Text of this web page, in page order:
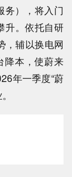
务），将入门
升。依托自研
，辅以换电网
降本，使蔚来
年一季度“蔚